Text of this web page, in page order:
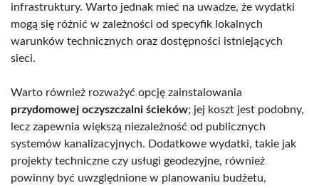
infrastruktury. Warto jednak mieć na uwadze, że wydatki
mogą się różnić w zależności od specyfik lokalnych
warunków technicznych oraz dostępności istniejących
sieci.
Warto również rozważyć opcję zainstalowania
przydomowej oczyszczalni ścieków; jej koszt jest podobny,
lecz zapewnia większą niezależność od publicznych
systemów kanalizacyjnych. Dodatkowe wydatki, takie jak
projekty techniczne czy usługi geodezyjne, również
powinny być uwzględnione w planowaniu budżetu,